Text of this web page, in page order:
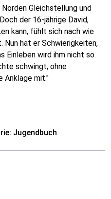
Gleichstellung und
der 16-jährige David,
kann, fühlt sich nach wie
Nun hat er Schwierigkeiten,
Einleben wird ihm nicht so
schwingt, ohne
Anklage mit."
Jugendbuch